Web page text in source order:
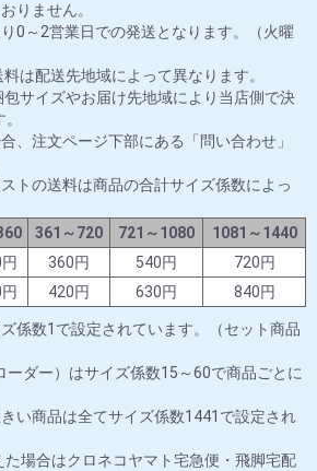
りません。
0～2営業日での発送となります。（火曜
は配送先地域によって異なります。
サイズやお届け先地域により当店側で決
、注文ページ下部にある「問い合わせ」
トの送料は商品の合計サイズ係数によっ
361～720 721～1080
1081～1440
360円 540円
720円
420円 630円 840円
係数1で設定されています。（セット商品
ダー）はサイズ係数15～60で商品ごとに
い商品は全てサイズ係数1441で設定され
場合はクロネコヤマト宅急便・飛脚宅配